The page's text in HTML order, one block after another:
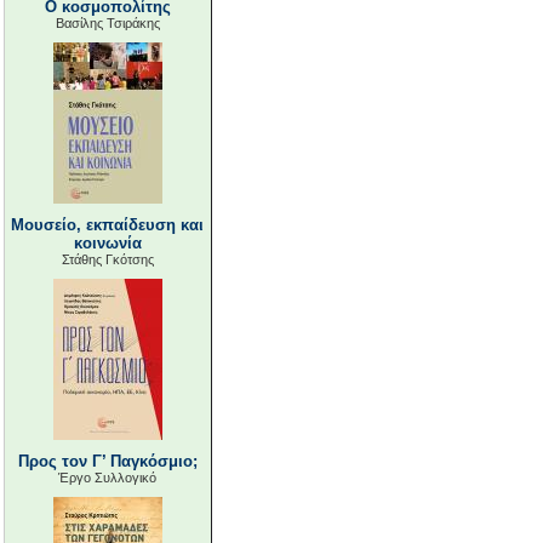
Ο κοσμοπολίτης
Βασίλης Τσιράκης
Μουσείο, εκπαίδευση και
κοινωνία
Στάθης Γκότσης
Προς τον Γ’ Παγκόσμιο;
Έργο Συλλογικό